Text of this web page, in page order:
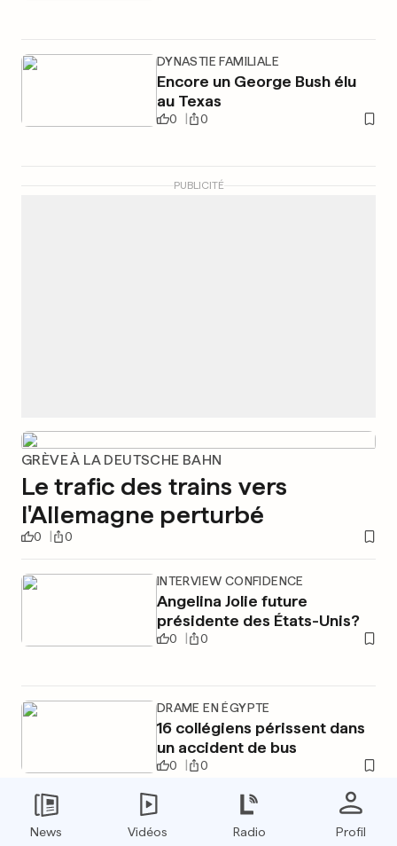
DYNASTIE FAMILIALE
Encore un George Bush élu
au Texas
0 0
PUBLICITÉ
GRÈVE À LA DEUTSCHE BAHN
Le trafic des trains vers
l'Allemagne perturbé
0 0
INTERVIEW CONFIDENCE
Angelina Jolie future
présidente des États-Unis?
0 0
DRAME EN ÉGYPTE
16 collégiens périssent dans
un accident de bus
0 0
News Vidéos Radio Profil